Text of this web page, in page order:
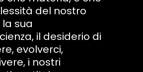
del nostro
sua
il desiderio di
evolverci,
i nostri